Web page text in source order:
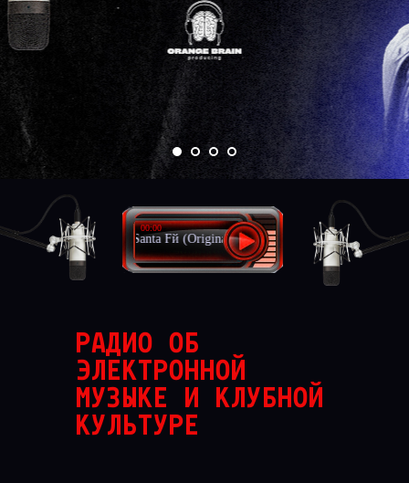
Ollie Nick - Santa Fй (Original Mix)
00:00
РАДИО ОБ
ЭЛЕКТРОННОЙ
МУЗЫКЕ И КЛУБНОЙ
КУЛЬТУРЕ